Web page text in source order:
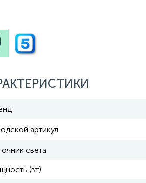
артикул
света
(вт)